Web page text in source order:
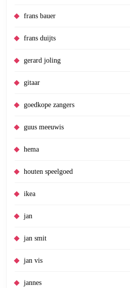
frans bauer
frans duijts
gerard joling
gitaar
goedkope zangers
guus meeuwis
hema
houten speelgoed
ikea
jan
jan smit
jan vis
jannes